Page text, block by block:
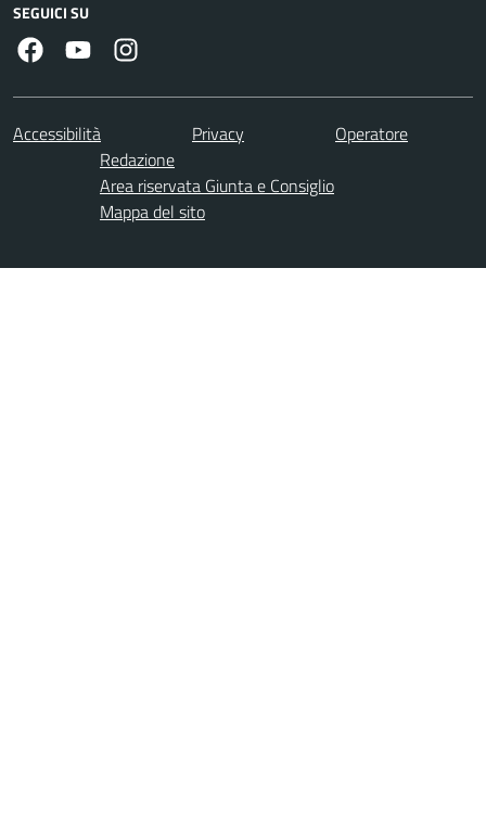
SEGUICI SU
FacebookYoutube
Accessibilità Privacy
Operatore
Redazione
Area riservata Giunta e Consiglio
Mappa del sito